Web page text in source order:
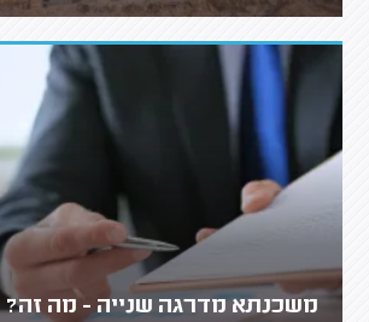
משכנתא מדרגה שנייה - מה זה?